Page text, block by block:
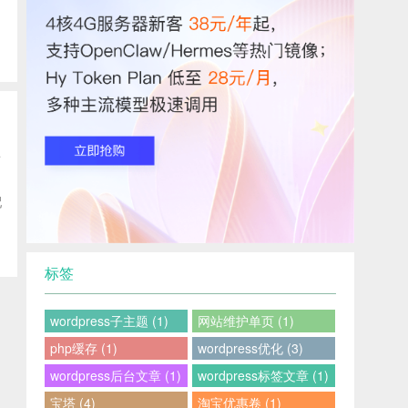
标签
wordpress子主题 (1)
网站维护单页 (1)
php缓存 (1)
wordpress优化 (3)
wordpress后台文章 (1)
wordpress标签文章 (1)
宝塔 (4)
淘宝优惠卷 (1)